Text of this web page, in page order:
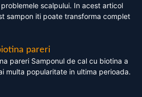
scalpului. In acest articol
sampon iti poate transforma complet
pareri
pareri Samponul de cal cu biotina a
multa popularitate in ultima perioada.